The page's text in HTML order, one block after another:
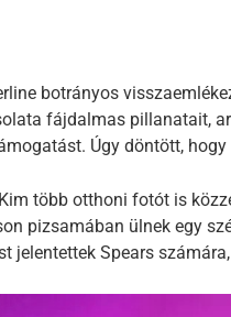
botrányos
fájdalmas pillanatait,
Úgy döntött,
több otthoni fotót is
pizsamában ülnek egy
jelentettek Spears